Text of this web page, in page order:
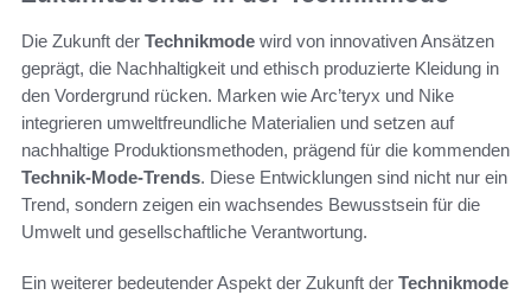
Die Zukunft der Technikmode wird von innovativen Ansätzen
geprägt, die Nachhaltigkeit und ethisch produzierte Kleidung in
den Vordergrund rücken. Marken wie Arc’teryx und Nike
integrieren umweltfreundliche Materialien und setzen auf
nachhaltige Produktionsmethoden, prägend für die kommenden
Technik-Mode-Trends. Diese Entwicklungen sind nicht nur ein
Trend, sondern zeigen ein wachsendes Bewusstsein für die
Umwelt und gesellschaftliche Verantwortung.
Ein weiterer bedeutender Aspekt der Zukunft der Technikmode